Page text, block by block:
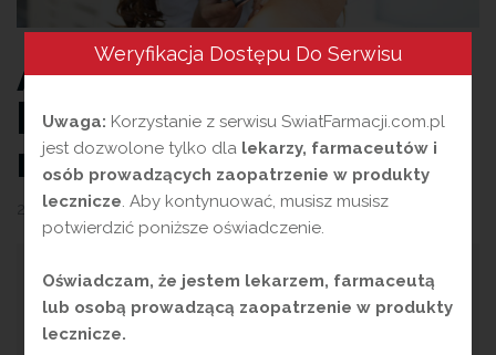
AZS i nieprawidłowa
bariera skórna – co
na to…
29 sierpnia 2023 przezMagdalena Guźniczak
Atopowe zapalenie skóry bardzo często
występuje zarówno u dzieci, jak i u dorosłych.
Weryfikacja Dostępu Do Serwisu
Uwaga: Korzystanie z serwisu SwiatFarmacji.com.pl
jest dozwolone tylko dla lekarzy, farmaceutów i
osób prowadzących zaopatrzenie w produkty
lecznicze. Aby kontynuować, musisz musisz
potwierdzić poniższe oświadczenie.
Oświadczam, że jestem lekarzem, farmaceutą
lub osobą prowadzącą zaopatrzenie w produkty
lecznicze.